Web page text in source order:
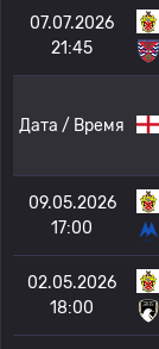
07.07.2026
21:45
Дата / Время
09.05.2026
17:00
02.05.2026
18:00